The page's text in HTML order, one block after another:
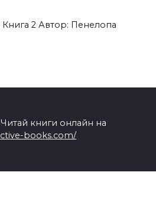
Книга 2 Автор: Пенелопа
книги онлайн на
books.com/